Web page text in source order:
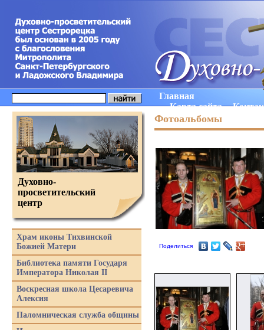
Главная
Карта сайта
Фотоальбомы
Поделиться
Духовно-
просветительский
центр
Храм иконы Тихвинской
Божией Матери
Библиотека памяти Государя
Императора Николая II
Воскресная школа Цесаревича
Алексия
Паломническая служба общины